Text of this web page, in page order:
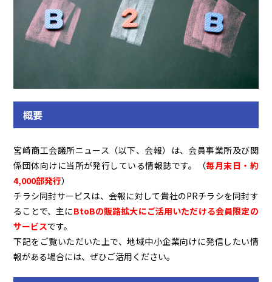
概要
宮崎商工会議所ニュース（以下、会報）は、会員事業所及び関
係団体向けに当所が発行している情報誌です。（毎月末日・約
4,000部発行）
チラシ同封サービスは、会報に対して貴社のPRチラシを同封す
ることで、主にBtoBの販路拡大にご活用いただける会員限定の
サービスです。
下記をご覧いただいた上で、地域中小企業向けに発信したい情
報がある場合には、ぜひご活用ください。